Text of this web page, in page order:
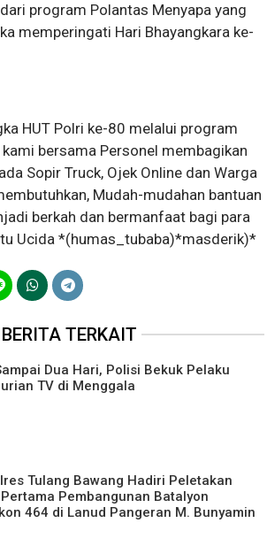
program Polantas Menyapa yang
memperingati Hari Bhayangkara ke-
HUT Polri ke-80 melalui program
bersama Personel membagikan
Sopir Truck, Ojek Online dan Warga
Mudah-mudahan bantuan
berkah dan bermanfaat bagi para
Ucida *(humas_tubaba)*masderik)*
BERITA TERKAIT
Dua Hari, Polisi Bekuk Pelaku
TV di Menggala
Tulang Bawang Hadiri Peletakan
Pembangunan Batalyon
464 di Lanud Pangeran M. Bunyamin